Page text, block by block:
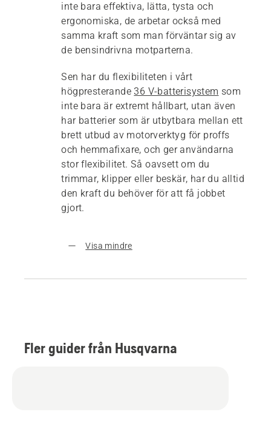
inte bara effektiva, lätta, tysta och
ergonomiska, de arbetar också med
samma kraft som man förväntar sig av
de bensindrivna motparterna.
Sen har du flexibiliteten i vårt
högpresterande36 V-batterisystem som
inte bara är extremt hållbart, utan även
har batterier som är utbytbara mellan ett
brett utbud av motorverktyg för proffs
och hemmafixare, och ger användarna
stor flexibilitet. Så oavsett om du
trimmar, klipper eller beskär, har du alltid
den kraft du behöver för att få jobbet
gjort.
Visa mindre
Fler guider från Husqvarna